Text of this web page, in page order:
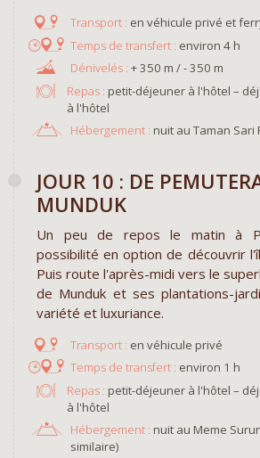
en véhicule privé et
environ 4 h
+ 350 m / - 350 m
Repas : petit-déjeuner à l'hôtel –
à l'hôtel
Hébergement : nuit au Taman Sari
JOUR 10 : DE
MUNDUK
Un peu de repos le matin à
possibilité en option de découvrir
Puis route l'après-midi vers le
de Munduk et ses plantations-
variété et luxuriance.
en véhicule privé
environ 1 h
Repas : petit-déjeuner à l'hôtel –
à l'hôtel
Hébergement : nuit au Meme
similaire)